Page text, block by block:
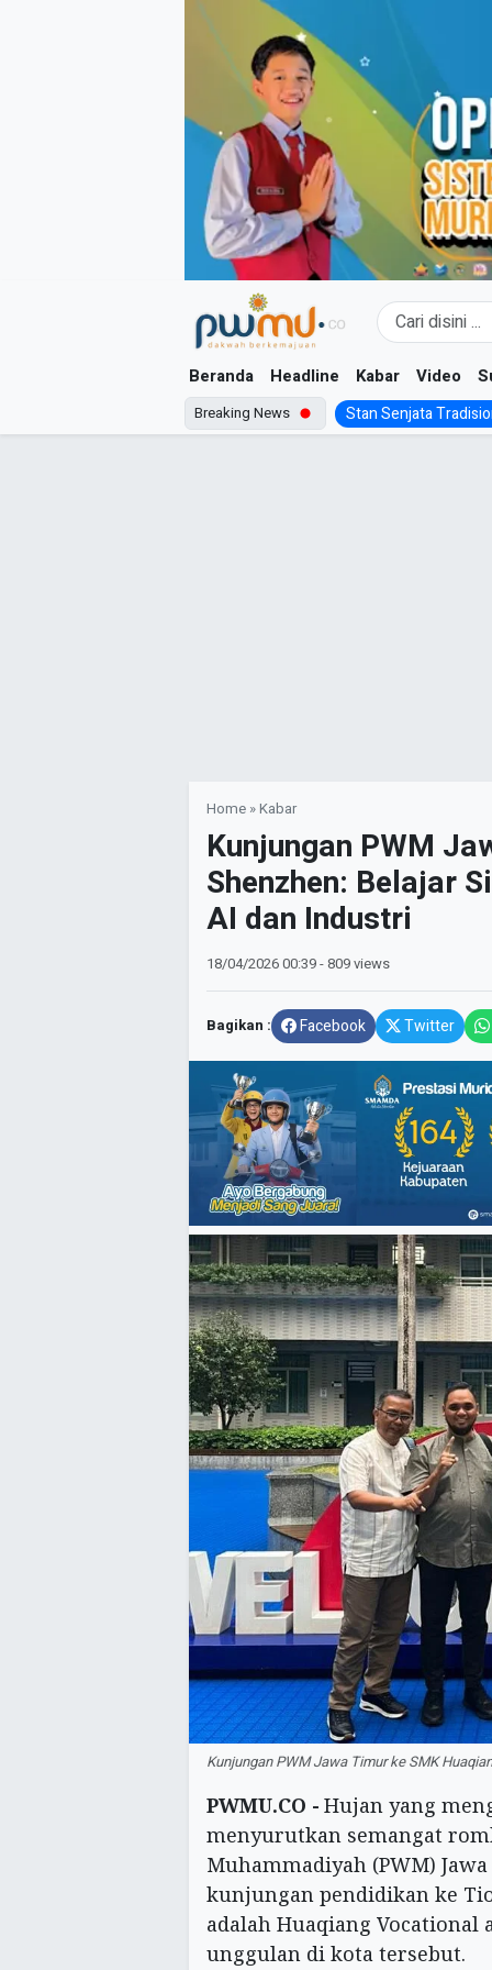
Beranda Headline Kabar Video
Breaking News Stan Senjata
Home »Kabar
Kunjungan PWM
Shenzhen: Belajar
AI dan Industri
18/04/202600:39- 809 views
Bagikan : Facebook Twitter
Kunjungan PWM Jawa Timur ke SMK
PWMU.CO - Hujan yang
menyurutkan semangat
Muhammadiyah (PWM)
kunjungan pendidikan ke
adalah Huaqiang Vocational
unggulan di kota tersebut.